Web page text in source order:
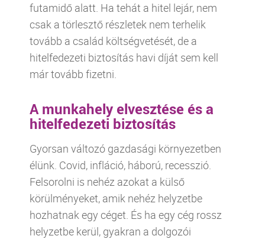
futamidő alatt. Ha tehát a hitel lejár, nem
csak a törlesztő részletek nem terhelik
tovább a család költségvetését, de a
hitelfedezeti biztosítás havi díját sem kell
már tovább fizetni.
A munkahely elvesztése és a
hitelfedezeti biztosítás
Gyorsan változó gazdasági környezetben
élünk. Covid, infláció, háború, recesszió.
Felsorolni is nehéz azokat a külső
körülményeket, amik nehéz helyzetbe
hozhatnak egy céget. És ha egy cég rossz
helyzetbe kerül, gyakran a dolgozói